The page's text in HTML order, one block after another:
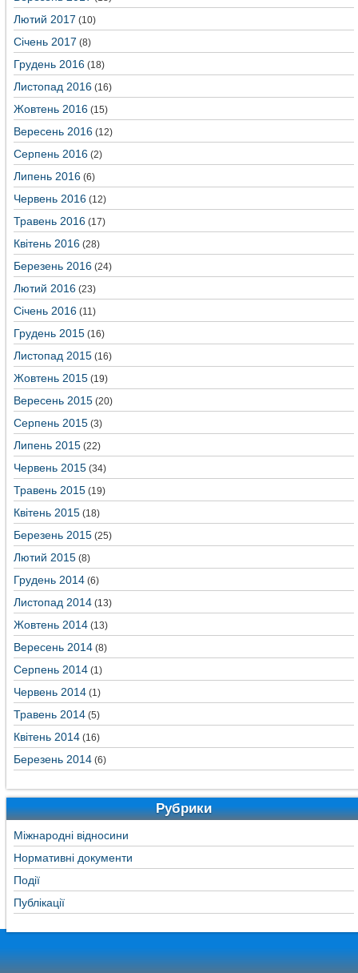
Лютий 2017 (10)
Січень 2017 (8)
Грудень 2016 (18)
Листопад 2016 (16)
Жовтень 2016 (15)
Вересень 2016 (12)
Серпень 2016 (2)
Липень 2016 (6)
Червень 2016 (12)
Травень 2016 (17)
Квітень 2016 (28)
Березень 2016 (24)
Лютий 2016 (23)
Січень 2016 (11)
Грудень 2015 (16)
Листопад 2015 (16)
Жовтень 2015 (19)
Вересень 2015 (20)
Серпень 2015 (3)
Липень 2015 (22)
Червень 2015 (34)
Травень 2015 (19)
Квітень 2015 (18)
Березень 2015 (25)
Лютий 2015 (8)
Грудень 2014 (6)
Листопад 2014 (13)
Жовтень 2014 (13)
Вересень 2014 (8)
Серпень 2014 (1)
Червень 2014 (1)
Травень 2014 (5)
Квітень 2014 (16)
Березень 2014 (6)
Рубрики
Міжнародні відносини
Нормативні документи
Події
Публікації